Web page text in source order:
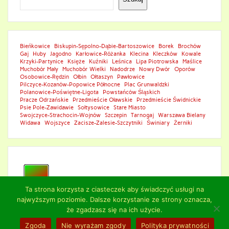
Bieńkowice Biskupin-Sępolno-Dąbie-Bartoszowice Borek
Brochów
Gaj
Huby Jagodno Karłowice-Różanka Klecina Kleczków
Kowale
Krzyki-Partynice
Księże Kuźniki Leśnica Lipa Piotrowska
Maślice
Muchobór Mały
Muchobór Wielki Nadodrze Nowy Dwór
Oporów
Osobowice-Rędzin
Ołbin Ołtaszyn
Pawłowice
Pilczyce-Kozanów-Popowice Północne
Plac Grunwaldzki
Polanowice-Poświętne-Ligota
Powstańców Śląskich
Pracze Odrzańskie
Przedmieście Oławskie
Przedmieście Świdnickie
Psie Pole-Zawidawie
Sołtysowice
Stare Miasto
Swojczyce-Strachocin-Wojnów
Szczepin Tarnogaj
Warszawa Bielany
Widawa
Wojszyce Zacisze-Zalesie-Szczytniki Świniary Żerniki
© 2024 NAPRAWA TELEWIZORÓW: SERWIS NAPRAWY TV
W DOMU KLIENTA.
Ta strona korzysta z ciasteczek aby świadczyć usługi na
najwyższym poziomie. Dalsze korzystanie ze strony oznacza,
że zgadzasz się na ich użycie.
Zgoda
Nie wyrażam zgody Polityka prywatności